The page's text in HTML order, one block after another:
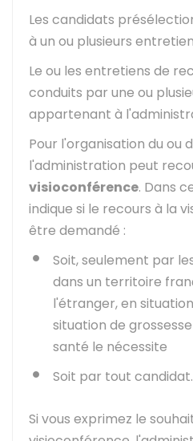
Les candidats
à un ou plusieurs
Le ou les entretiens de
conduits par une ou
appartenant à
Pour l'organisation du ou
l'administration peut
visioconférence. Dans
indique si le recours à la
être demandé :
Soit, seulement par
dans un territoire
l'étranger, en
situation de
santé le nécessite
Soit par tout candidat.
Si vous exprimez le